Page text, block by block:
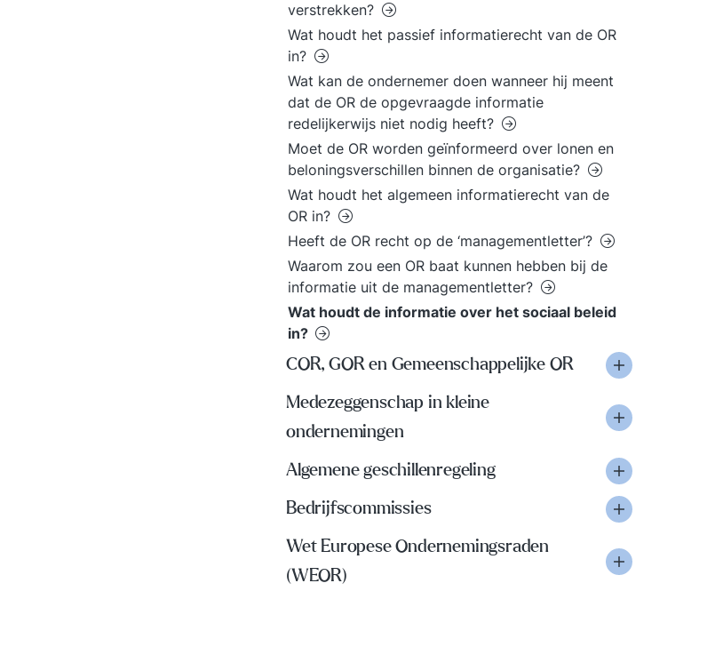
verstrekken?
Wat houdt het passief informatierecht van de OR
in?
Wat kan de ondernemer doen wanneer hij meent
dat de OR de opgevraagde informatie
redelijkerwijs niet nodig heeft?
Moet de OR worden geïnformeerd over lonen en
beloningsverschillen binnen de organisatie?
Wat houdt het algemeen informatierecht van de
OR in?
Heeft de OR recht op de ‘managementletter’?
Waarom zou een OR baat kunnen hebben bij de
informatie uit de managementletter?
Wat houdt de informatie over het sociaal beleid
in?
COR, GOR en Gemeenschappelijke OR
Medezeggenschap in kleine
ondernemingen
Algemene geschillenregeling
Bedrijfscommissies
Wet Europese Ondernemingsraden
(WEOR)